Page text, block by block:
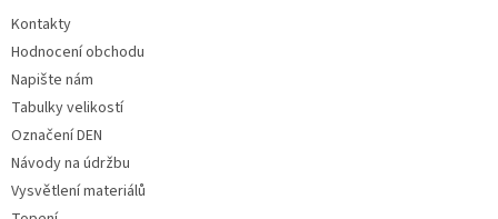
Kontakty
Hodnocení obchodu
Napište nám
Tabulky velikostí
Označení DEN
Návody na údržbu
Vysvětlení materiálů